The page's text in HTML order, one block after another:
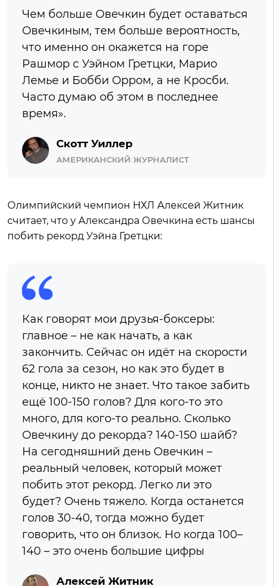
Чем больше Овечкин будет оставаться
Овечкиным, тем больше вероятность,
что именно он окажется на горе
Рашмор с Уэйном Гретцки, Марио
Лемье и Бобби Орром, а не Кросби.
Часто думаю об этом в последнее
время».
Скотт Уиллер
АМЕРИКАНСКИЙ ЖУРНАЛИСТ
Олимпийский чемпион НХЛ Алексей Житник
считает, что у Александра Овечкина есть шансы
побить рекорд Уэйна Гретцки:
Как говорят мои друзья-боксеры:
главное – не как начать, а как
закончить. Сейчас он идёт на скорости
62 гола за сезон, но как это будет в
конце, никто не знает. Что такое забить
ещё 100-150 голов? Для кого-то это
много, для кого-то реально. Сколько
Овечкину до рекорда? 140-150 шайб?
На сегодняшний день Овечкин –
реальный человек, который может
побить этот рекорд. Легко ли это
будет? Очень тяжело. Когда останется
голов 30-40, тогда можно будет
говорить, что он близок. Но когда 100–
140 – это очень большие цифры
Алексей Житник